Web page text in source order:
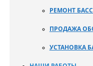
РЕМОНТ
ПРОДАЖА
УСТАНОВКА